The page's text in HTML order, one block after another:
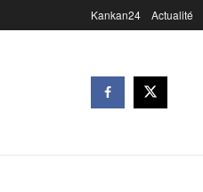
Kankan24 Actualité